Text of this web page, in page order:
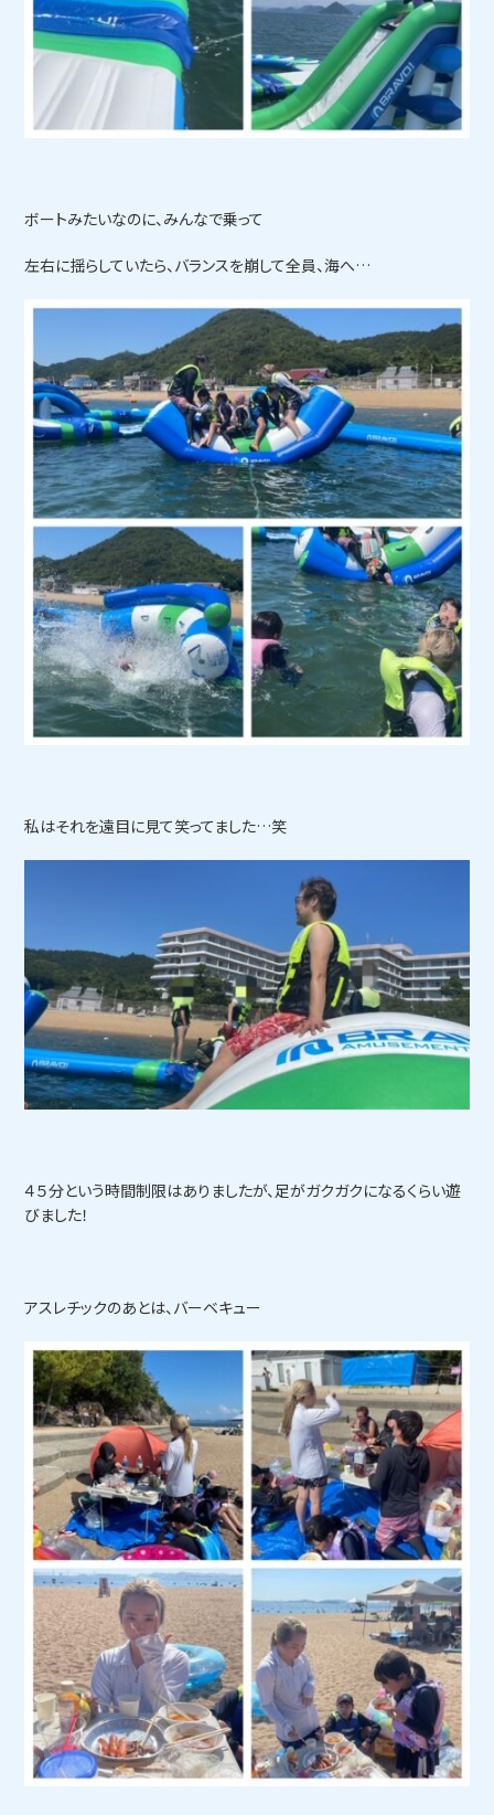
ボートみたいなのに、みんなで乗って
左右に揺らしていたら、バランスを崩して全員、海へ…
私はそれを遠目に見て笑ってました…笑
４５分という時間制限はありましたが、足がガクガクになるくらい遊
びました！
アスレチックのあとは、バーベキュー